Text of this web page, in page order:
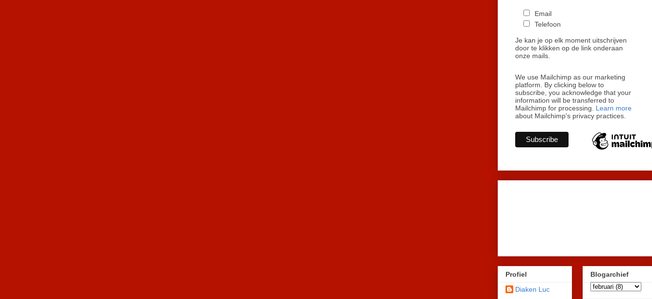
Email
Telefoon
Je kan je op elk moment uitschrijven
door te klikken op de link onderaan
onze mails.
We use Mailchimp as our marketing
platform. By clicking below to
subscribe, you acknowledge that your
information will be transferred to
Mailchimp for processing. Learn more
about Mailchimp's privacy practices.
Profiel
Diaken Luc
Blogarchief